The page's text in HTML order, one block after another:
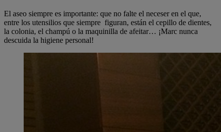
El aseo siempre es importante: que no falte el neceser en el que,
entre los utensilios que siempre figuran, están el cepillo de dientes,
la colonia, el champú o la maquinilla de afeitar… ¡Marc nunca
descuida la higiene personal!